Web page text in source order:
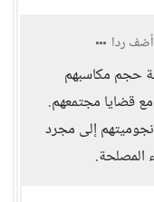
أضف ردا
حجم مكاسبهم
قضايا مجتمعهم.
إلى مجرد
المصلحة.